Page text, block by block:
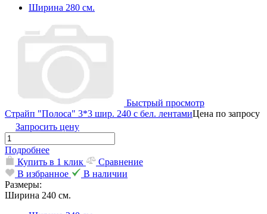
Ширина 280 см.
Быстрый просмотр
Страйп "Полоса" 3*3 шир. 240 с бел. лентамиЦена по запросу
Запросить цену
Подробнее
Купить в 1 клик
Сравнение
В избранное
В наличии
Размеры:
Ширина 240 см.